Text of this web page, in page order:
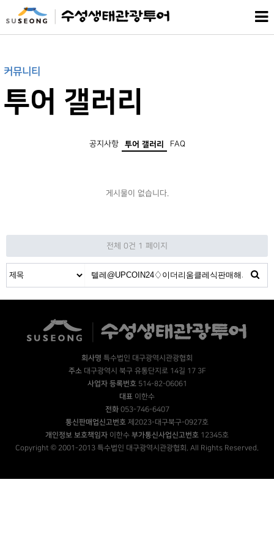
커뮤니티
투어 갤러리
공지사항 투어 갤러리 FAQ
게시물이 없습니다.
전체 0건 1 페이지
회사명 특수법인 대구광역시관광협회
주소대구광역시 북구 유통단지로 14길 17 3F
사업자 등록번호514-82-06061
대표 이한수
전화053-746-6407
통신판매업신고번호 제2023-대구북구-0927호
개인정보 보호책임자 이한수 부가통신사업신고번호 12345호
Copyright © 2001-2013 특수법인 대구광역시관광협회. All Rights Reserved.